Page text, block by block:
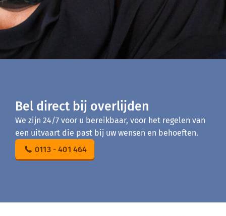
Bel direct bij overlijden
We zijn 24/7 voor u bereikbaar, voor het regelen van
een uitvaart die past bij uw wensen en behoeften.
0113 - 401 464